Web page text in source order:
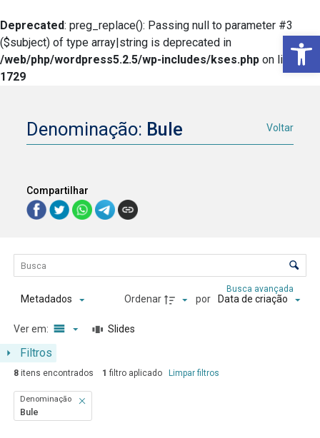
Deprecated: preg_replace(): Passing null to parameter #3
($subject) of type array|string is deprecated in
/web/php/wordpress5.2.5/wp-includes/kses.php on line
1729
Denominação: Bule Voltar
Compartilhar
Lista de itens
Controle de ordenação e visualização
Filtros
Busca avançada
Metadados Ordenar por Data de criação
Ver em: Slides
8itens encontrados 1 filtro aplicado Limpar filtros
Denominação
Bule